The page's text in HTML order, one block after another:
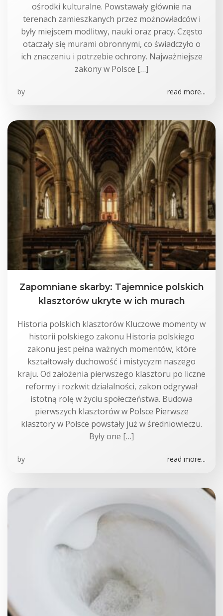
ośrodki kulturalne. Powstawały głównie na
terenach zamieszkanych przez możnowładców i
były miejscem modlitwy, nauki oraz pracy. Często
otaczały się murami obronnymi, co świadczyło o
ich znaczeniu i potrzebie ochrony. Najważniejsze
zakony w Polsce […]
by read more...
Zapomniane skarby: Tajemnice polskich
klasztorów ukryte w ich murach
Historia polskich klasztorów Kluczowe momenty w
historii polskiego zakonu Historia polskiego
zakonu jest pełna ważnych momentów, które
kształtowały duchowość i mistycyzm naszego
kraju. Od założenia pierwszego klasztoru po liczne
reformy i rozkwit działalności, zakon odgrywał
istotną rolę w życiu społeczeństwa. Budowa
pierwszych klasztorów w Polsce Pierwsze
klasztory w Polsce powstały już w średniowieczu.
Były one […]
by read more...